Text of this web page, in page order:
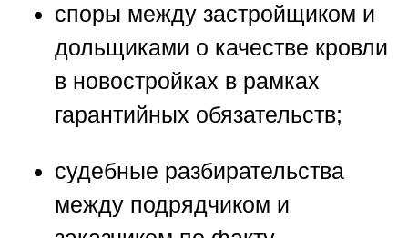
споры между застройщиком и
дольщиками о качестве кровли
в новостройках в рамках
гарантийных обязательств;
судебные разбирательства
между подрядчиком и